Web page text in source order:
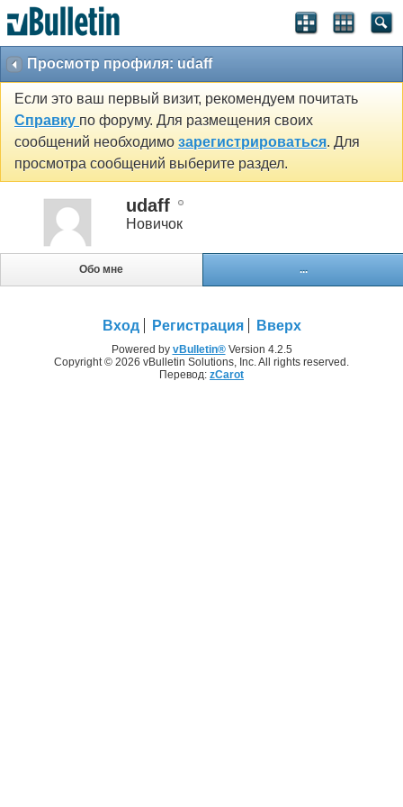
Просмотр профиля: udaff
Если это ваш первый визит, рекомендуем почитать
Справку по форуму. Для размещения своих
сообщений необходимо зарегистрироваться. Для
просмотра сообщений выберите раздел.
udaff
Новичок
Обо мне ...
Вход Регистрация Вверх
Powered by vBulletin®Version 4.2.5
Copyright © 2026 vBulletin Solutions, Inc. All rights reserved.
Перевод: zCarot